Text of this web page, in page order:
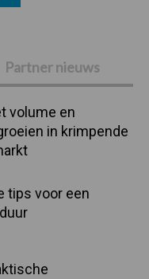
Partner nieuws
volume en
in krimpende
tips voor een